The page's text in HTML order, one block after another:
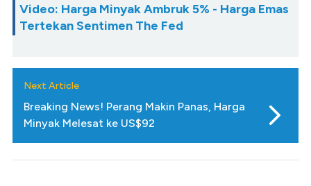
Video: Harga Minyak Ambruk 5% - Harga Emas
Tertekan Sentimen The Fed
Next Article
Breaking News! Perang Makin Panas, Harga
Minyak Melesat ke US$92